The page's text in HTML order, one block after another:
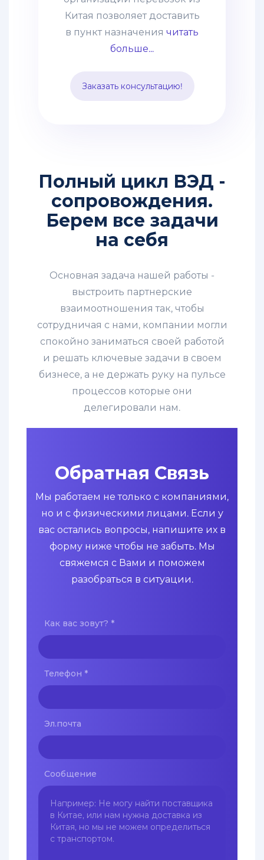
Китая позволяет доставить
в пункт назначения читать
больше...
Заказать консультацию!
оборудование, технику.
Часто применяется
практика сборных грузов,
что позволяет сократить
транспортные расходы.
Полный цикл ВЭД -
сопровождения.
Берем все задачи
на себя
Основная задача нашей работы -
выстроить партнерские
взаимоотношения так, чтобы
сотрудничая с нами, компании могли
спокойно заниматься своей работой
и решать ключевые задачи в своем
бизнесе, а не держать руку на пульсе
процессов которые они
делегировали нам.
Обратная Связь
Мы работаем не только с компаниями,
но и с физическими лицами. Если у
вас остались вопросы, напишите их в
форму ниже чтобы не забыть. Мы
свяжемся с Вами и поможем
разобраться в ситуации.
Как вас зовут? *
Телефон *
Эл.почта
Сообщение